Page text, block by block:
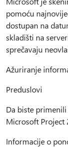
pomoću
dostupan na
skladišti na
sprečavaju
Ažuriranje
Preduslovi
Da biste
Microsoft Project
Informacije o